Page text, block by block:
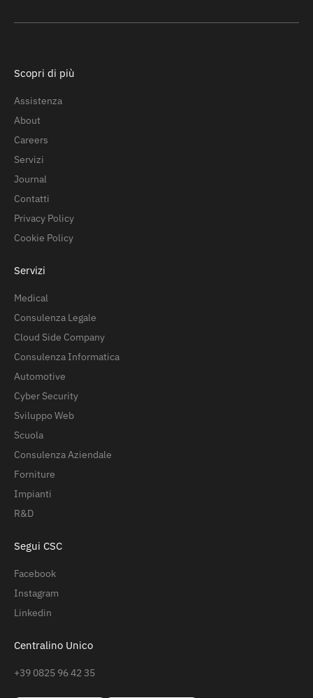
Scopri di più
Assistenza
About
Careers
Servizi
Journal
Contatti
Privacy Policy
Cookie Policy
Servizi
Medical
Consulenza Legale
Cloud Side Company
Consulenza Informatica
Automotive
Cyber Security
Sviluppo Web
Scuola
Consulenza Aziendale
Forniture
Impianti
R&D
Segui CSC
Facebook
Instagram
Linkedin
Centralino Unico
+39 0825 96 42 35